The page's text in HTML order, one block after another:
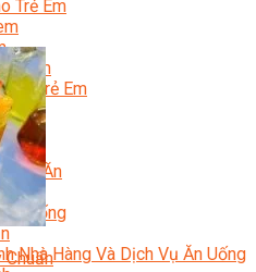
Trẻ Em
Em
Trẻ Em
Món Ăn
Uống
Nhà Hàng Và Dịch Vụ Ăn Uống
Chuẩn